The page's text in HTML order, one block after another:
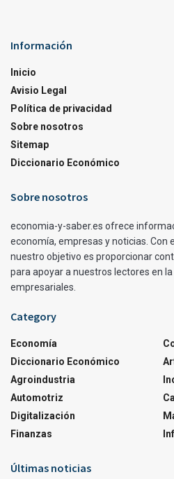
Información
Inicio
Avisio Legal
Política de privacidad
Sobre nosotros
Sitemap
Diccionario Económico
Sobre nosotros
economia-y-saber.es ofrece
economía, empresas y noticias. Con
nuestro objetivo es proporcionar
para apoyar a nuestros lectores en
empresariales.
Category
Economía
Diccionario Económico
Agroindustria
Automotriz
Digitalización
Finanzas
Últimas noticias